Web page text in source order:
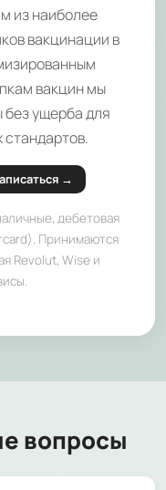
из наиболее
вакцинации в
вакцин мы
ущерба для
→
дебетовая
Принимаются
Revolut, Wise и
вопросы